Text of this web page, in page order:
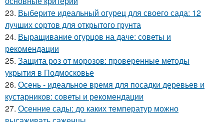
23. Выберите идеальный огурец для своего сада: 12
лучших сортов для открытого грунта
24. Выращивание огурцов на даче: советы и
рекомендации
25. Защита роз от морозов: проверенные методы
укрытия в Подмосковье
26. Осень - идеальное время для посадки деревьев и
кустарников: советы и рекомендации
27. Осенние сады: до каких температур можно